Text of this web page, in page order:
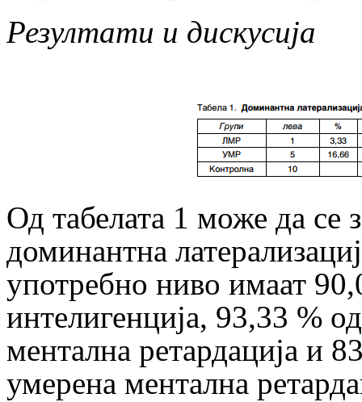
Резултати и дискусија
Од табелата 1 може да се
доминантна
употребно ниво имаат
интелигенција, 93,33 %
ментална ретардација и
умерена ментална